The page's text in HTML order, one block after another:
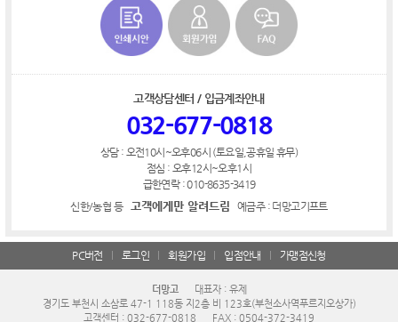
고객상담센터 / 입금계좌안내
032-677-0818
상담 : 오전10시~오후06시 (토요일,공휴일 휴무)
점심 : 오후12시~오후1시
급한연락 : 010-8635-3419
신한/농협 등 고객에게만 알려드림 예금주 : 더망고기프트
PC버전 로그인 회원가입 입점안내 가맹점신청
더망고
대표자 : 유제
경기도 부천시 소삼로 47-1 118동 지2층 비 123호(부천소사역푸르지오상가)
고객센터 : 032-677-0818
FAX : 0504-372-3419